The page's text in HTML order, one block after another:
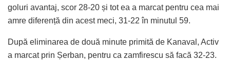
goluri avantaj, scor 28-20 și tot ea a marcat pentru cea mai
amre diferență din acest meci, 31-22 în minutul 59.
După eliminarea de două minute primită de Kanaval, Activ
a marcat prin Șerban, pentru ca zamfirescu să facă 32-23.